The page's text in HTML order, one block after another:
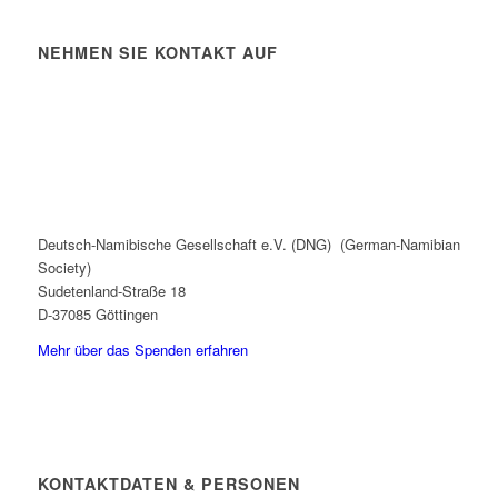
NEHMEN SIE KONTAKT AUF
Deutsch-Namibische Gesellschaft e.V. (DNG) (German-Namibian
Society)
Sudetenland-Straße 18
D-37085 Göttingen
Mehr über das Spenden erfahren
KONTAKTDATEN & PERSONEN